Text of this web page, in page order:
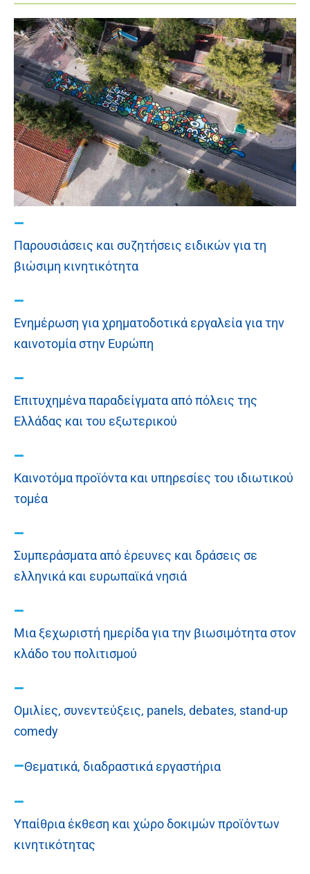
Παρουσιάσεις και συζητήσεις ειδικών για τη
βιώσιμη κινητικότητα
Ενημέρωση για χρηματοδοτικά εργαλεία για την
καινοτομία στην Ευρώπη
Επιτυχημένα παραδείγματα από πόλεις της
Ελλάδας και του εξωτερικού
Καινοτόμα προϊόντα και υπηρεσίες του ιδιωτικού
τομέα
Συμπεράσματα από έρευνες και δράσεις σε
ελληνικά και ευρωπαϊκά νησιά
Μια ξεχωριστή ημερίδα για την βιωσιμότητα στον
κλάδο του πολιτισμού
Ομιλίες, συνεντεύξεις, panels, debates, stand-up
comedy
Θεματικά, διαδραστικά εργαστήρια
Υπαίθρια έκθεση και χώρο δοκιμών προϊόντων
κινητικότητας